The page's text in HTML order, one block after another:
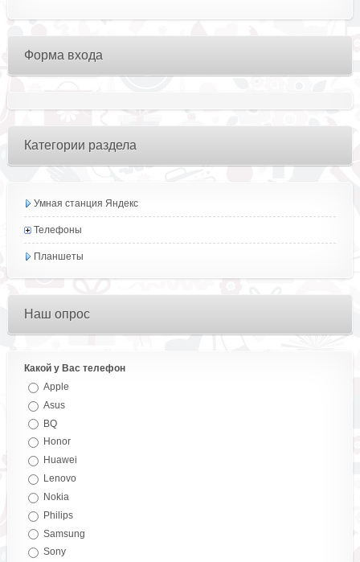
Форма входа
Категории раздела
Умная станция Яндекс
Телефоны
Планшеты
Наш опрос
Какой у Вас телефон
Apple
Asus
BQ
Honor
Huawei
Lenovo
Nokia
Philips
Samsung
Sony